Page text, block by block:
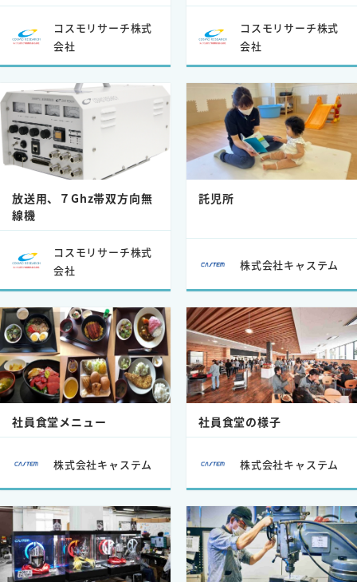
コスモリサーチ株式
会社
コスモリサーチ株式
会社
放送用、７Ghz帯双方向無
線機
コスモリサーチ株式
会社
託児所
株式会社キャステム
社員食堂メニュー
株式会社キャステム
社員食堂の様子
株式会社キャステム